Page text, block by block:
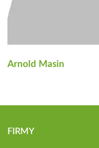
Arnold Masin
FIRMY